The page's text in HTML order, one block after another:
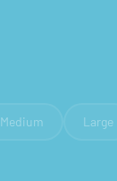
Medium Large